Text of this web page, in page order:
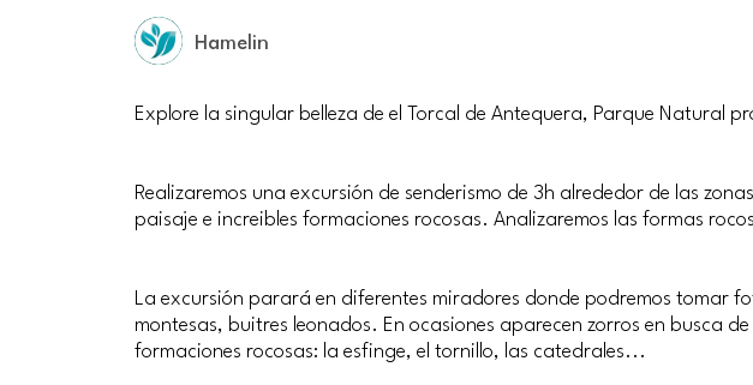
Hamelin
Explore la singular belleza de el Torcal de Antequera, Parque Natural
Realizaremos una excursión de senderismo de 3h alrededor de las
paisaje e increibles formaciones rocosas. Analizaremos las formas
La excursión parará en diferentes miradores donde podremos tomar
montesas, buitres leonados. En ocasiones aparecen zorros en busca
formaciones rocosas: la esfinge, el tornillo, las catedrales...